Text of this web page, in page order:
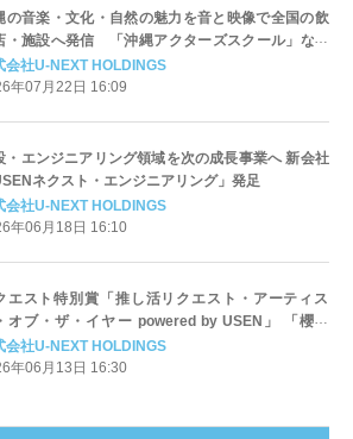
の音楽・文化・自然の魅力を音と映像で全国の飲
・施設へ発信 「沖縄アクターズスクール」など
系チャンネルを拡充し地域活性化とアーティスト
援
会社U-NEXT HOLDINGS
年07月22日 16:09
・エンジニアリング領域を次の成長事業へ 新会社
ネクスト・エンジニアリング」発足
会社U-NEXT HOLDINGS
年06月18日 16:10
エスト特別賞「推し活リクエスト・アーティス
オブ・ザ・イヤー powered by USEN」 「櫻坂
がファンからの圧倒的な支持で最優秀アーティス
決定！
会社U-NEXT HOLDINGS
年06月13日 16:30